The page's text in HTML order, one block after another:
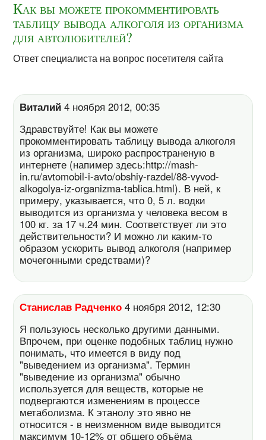
Как вы можете прокомментировать
таблицу вывода алкоголя из организма
для автолюбителей?
Ответ специалиста на вопрос посетителя сайта
Виталий 4 ноября 2012, 00:35
Здравствуйте! Как вы можете
прокомментировать таблицу вывода алкоголя
из организма, широко распространеную в
интернете (напимер здесь:http://mash-
in.ru/avtomobil-i-avto/obshiy-razdel/88-vyvod-
alkogolya-iz-organizma-tablica.html). В ней, к
примеру, указывается, что 0, 5 л. водки
выводится из организма у человека весом в
100 кг. за 17 ч.24 мин. Соответствует ли это
действительности? И можно ли каким-то
образом ускорить вывод алкоголя (например
мочегонными средствами)?
Станислав Радченко 4 ноября 2012, 12:30
Я пользуюсь несколько другими данными.
Впрочем, при оценке подобных таблиц нужно
понимать, что имеется в виду под
"выведением из организма". Термин
"выведение из организма" обычно
используется для веществ, которые не
подвергаются изменениям в процессе
метаболизма. К этанолу это явно не
относится - в неизменном виде выводится
максимум 10-12% от общего объёма